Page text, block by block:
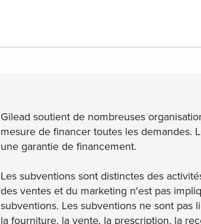
Gilead soutient de nombreuses
mesure de financer toutes les demandes.
une garantie de financement.
Les subventions sont distinctes des
des ventes et du marketing n'est pas
subventions. Les subventions ne sont pas
la fourniture, la vente, la prescription, la